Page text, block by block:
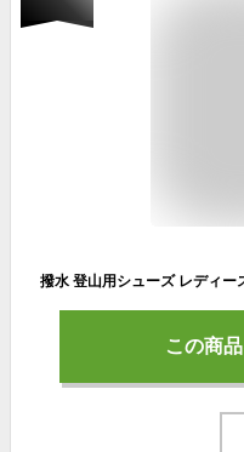
この商